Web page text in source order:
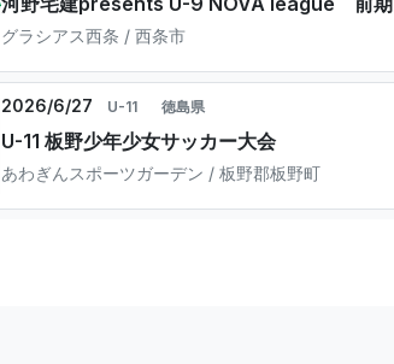
グラシアス西条 / 西条市
2026/6/27 U-11 徳島県
U-11 板野少年少女サッカー大会
あわぎんスポーツガーデン / 板野郡板野町